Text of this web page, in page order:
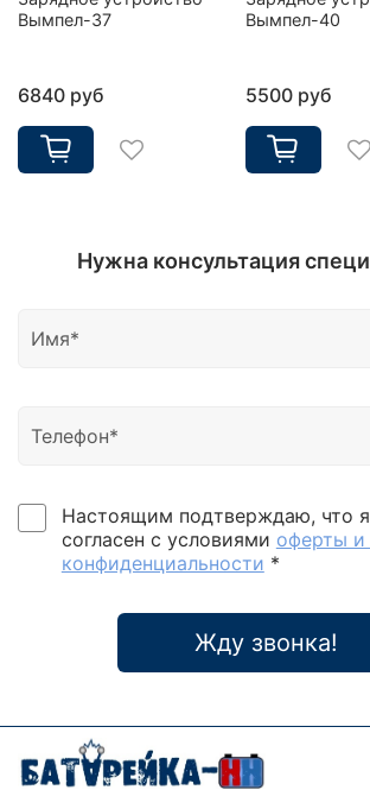
Вымпел-37
6840 руб
Вымпел-40
5500 руб
Нужна консультация
Настоящим подтверждаю, что
согласен с условиями оферты и
конфиденциальности *
Жду звонка!